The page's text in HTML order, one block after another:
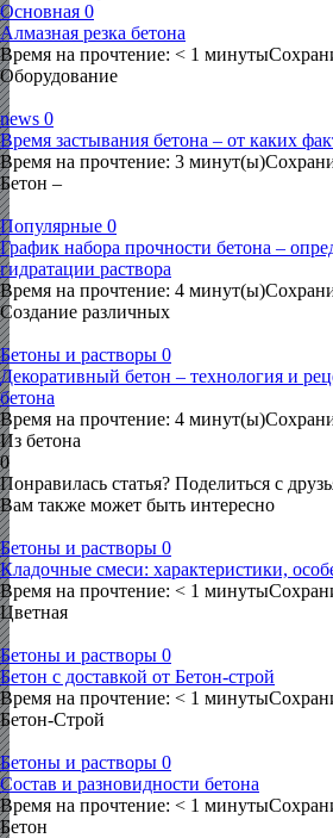
Основная 0
Алмазная резка бетона
Время на прочтение: < 1
Оборудование
news 0
Время застывания бетона – от каких
Время на прочтение: 3
Бетон –
Популярные 0
График набора прочности бетона –
гидратации раствора
Время на прочтение: 4
Создание различных
Бетоны и растворы 0
Декоративный бетон – технология и
бетона
Время на прочтение: 4
Из бетона
0
Понравилась статья? Поделиться с
Вам также может быть интересно
Бетоны и растворы 0
Кладочные смеси: характеристики,
Время на прочтение: < 1
Цветная
Бетоны и растворы 0
Бетон с доставкой от Бетон-строй
Время на прочтение: < 1
Бетон-Строй
Бетоны и растворы 0
Состав и разновидности бетона
Время на прочтение: < 1
Бетон